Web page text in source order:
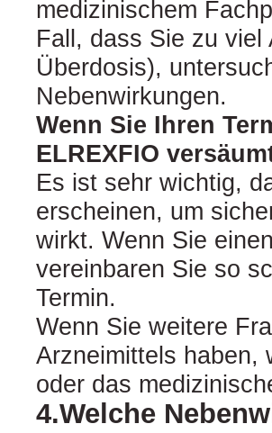
medizinischem
Fall, dass Sie zu viel
Überdosis),
Nebenwirkungen.
Wenn Sie Ihren
ELREXFIO
Es ist sehr wichtig,
erscheinen, um
wirkt. Wenn Sie
vereinbaren Sie so
Termin.
Wenn Sie weitere
Arzneimittels haben,
oder das
4.Welche